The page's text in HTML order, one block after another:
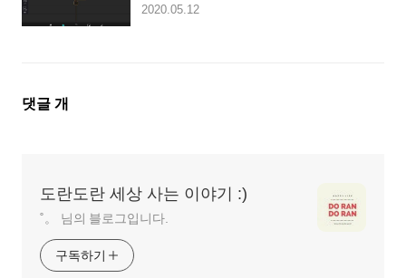
미리보기 등)
2020.05.12
댓
댓글 개
도란도란 세상 사는 이야기 :)
˚。 님의 블로그입니다.
구독하기